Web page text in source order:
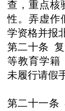
查，重点核
性。弄虚作
学资格并报
第二十条
等教育学籍
未履行请假
第二十一条